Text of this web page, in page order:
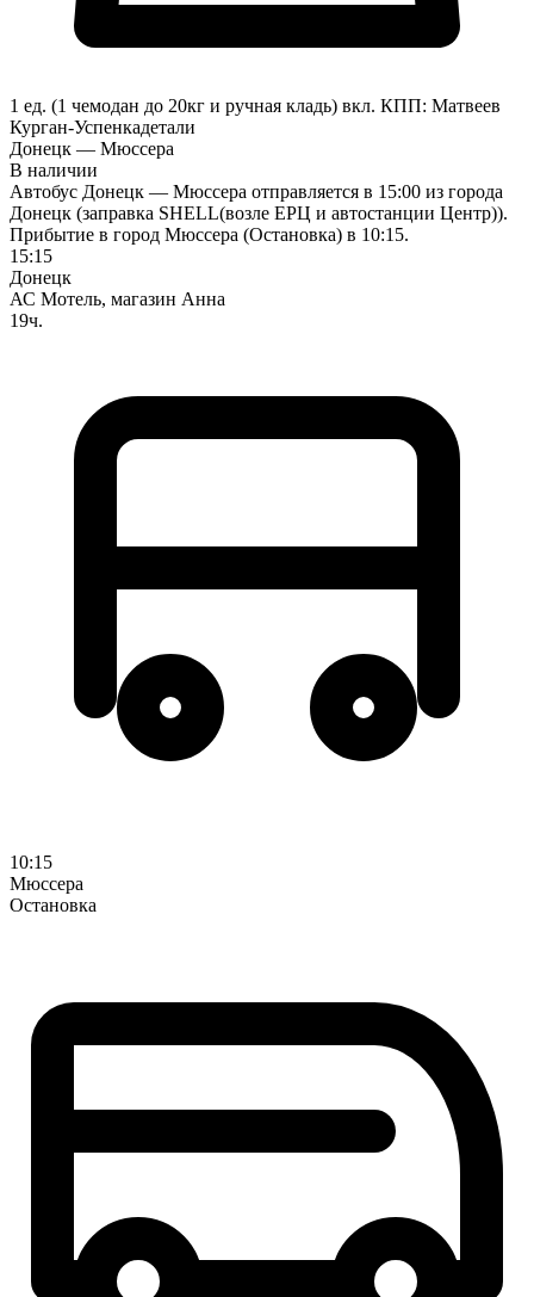
1 ед. (1 чемодан до 20кг и ручная кладь) вкл. КПП: Матвеев
Курган-Успенкадетали
Донецк — Мюссера
В наличии
Автобус Донецк — Мюссера отправляется в 15:00 из города
Донецк (заправка SHELL(возле ЕРЦ и автостанции Центр)).
Прибытие в город Мюссера (Остановка) в 10:15.
15:15
Донецк
АС Мотель, магазин Анна
19ч.
10:15
Мюссера
Остановка